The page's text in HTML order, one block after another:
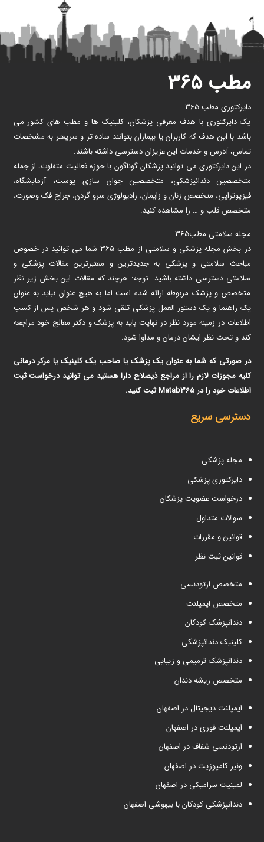
مطب ۳۶۵
دایرکتوری مطب 365
یک دایرکتوری با هدف معرفی پزشکان، کلینیک ها و مطب های کشور می
باشد با این هدف که کاربران یا بیماران بتوانند ساده تر و سریعتر به مشخصات
تماس، آدرس و خدمات این عزیزان دسترسی داشته باشند.
در این دایرکتوری می توانید پزشکان گوناگون با حوزه فعالیت متفاوت، از جمله
متخصصین دندانپزشکی، متخصصین جوان سازی پوست، آزمایشگاه،
فیزیوتراپی، متخصص زنان و زایمان، رادیولوژی سرو گردن، جراح فک وصورت،
متخصص قلب و … را مشاهده کنید.
مجله سلامتی مطب365
در بخش مجله پزشکی و سلامتی از مطب ۳۶۵ شما می توانید در خصوص
مباحث سلامتی و پزشکی به جدیدترین و معتبرترین مقالات پزشکی و
سلامتی دسترسی داشته باشید. توجه: هرچند که مقالات این بخش زیر نظر
متخصص و پزشک مربوطه ارائه شده است اما به هیچ عنوان نباید به عنوان
یک راهنما و یک دستور العمل پزشکی تلقی شود و هر شخص پس از کسب
اطلاعات در زمینه مورد نظر در نهایت باید به پزشک و دکتر معالج خود مراجعه
کند و تحت نظر ایشان درمان و مداوا شود.
در صورتی که شما به عنوان یک پزشک یا صاحب یک کلینیک یا مرکر درمانی
کلیه مجوزات لازم را از مراجع ذیصلاح دارا هستید می توانید درخواست ثبت
اطلاعات خود را در Matab365 ثبت کنید.
دسترسی سریع
مجله پزشکی
دایرکتوری پزشکی
درخواست عضویت پزشکان
سوالات متداول
قوانین و مقررات
قوانین ثبت نظر
متخصص ارتودنسی
متخصص ایمپلنت
دندانپزشک کودکان
کلینیک دندانپزشکی
دندانپزشک ترمیمی و زیبایی
متخصص ریشه دندان
ایمپلنت دیجیتال در اصفهان
ایمپلنت فوری در اصفهان
ارتودنسی شفاف در اصفهان
ونیر کامپوزیت در اصفهان
لمینیت سرامیکی در اصفهان
دندانپزشکی کودکان با بیهوشی اصفهان